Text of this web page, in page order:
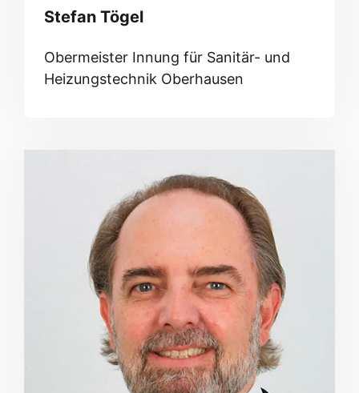
Stefan Tögel
Obermeister Innung für Sanitär- und
Heizungstechnik Oberhausen